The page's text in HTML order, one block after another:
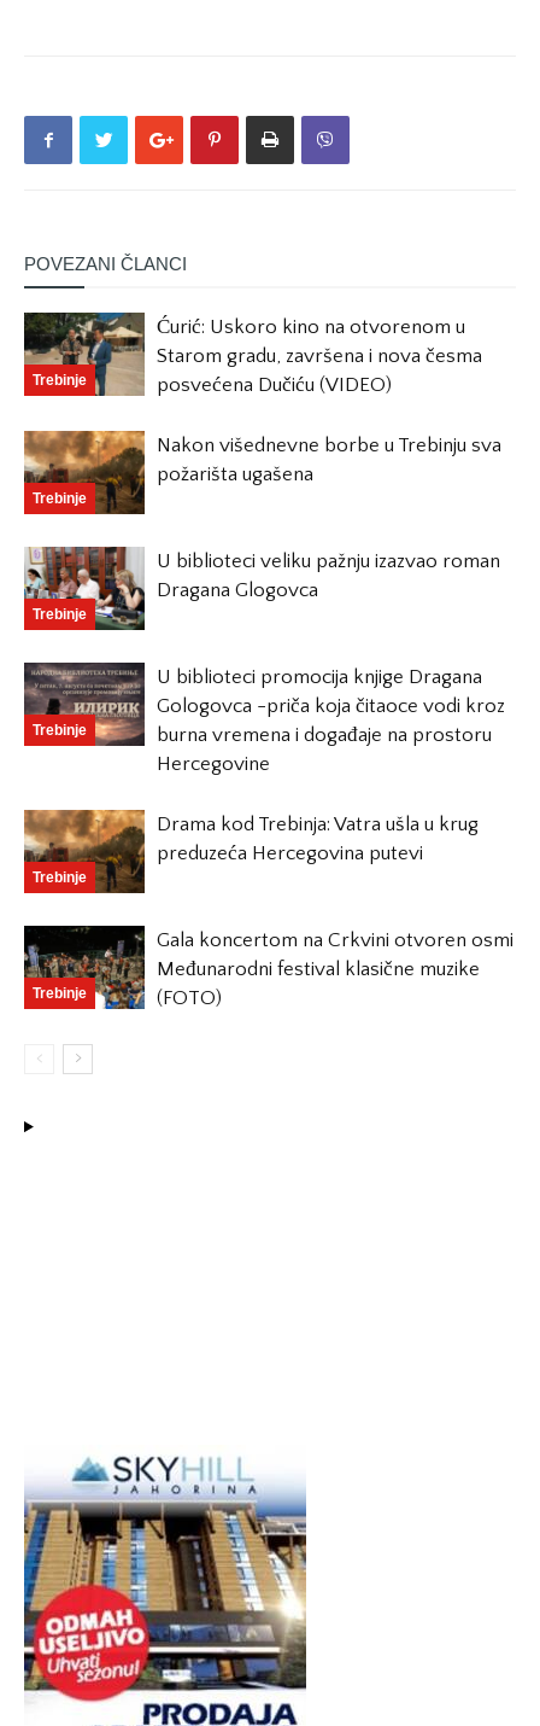
POVEZANI ČLANCI
Trebinje
Ćurić: Uskoro kino na otvorenom u
Starom gradu, završena i nova česma
posvećena Dučiću (VIDEO)
Trebinje
Nakon višednevne borbe u Trebinju sva
požarišta ugašena
Trebinje
U biblioteci veliku pažnju izazvao roman
Dragana Glogovca
Trebinje
U biblioteci promocija knjige Dragana
Gologovca -priča koja čitaoce vodi kroz
burna vremena i događaje na prostoru
Hercegovine
Trebinje
Drama kod Trebinja: Vatra ušla u krug
preduzeća Hercegovina putevi
Trebinje
Gala koncertom na Crkvini otvoren osmi
Međunarodni festival klasične muzike
(FOTO)